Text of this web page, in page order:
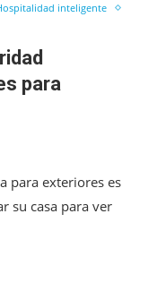
inteligente
para
para exteriores es
su casa para ver